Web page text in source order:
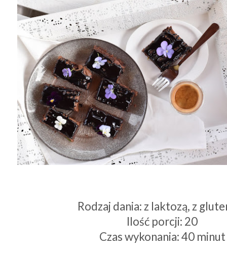
Rodzaj dania: z laktozą, z
Ilość porcji: 20
Czas wykonania: 40 minut